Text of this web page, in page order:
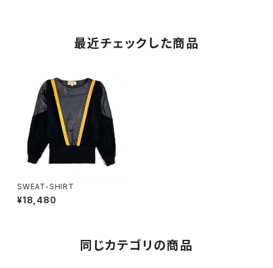
最近チェックした商品
SWEAT-SHIRT
¥18,480
同じカテゴリの商品